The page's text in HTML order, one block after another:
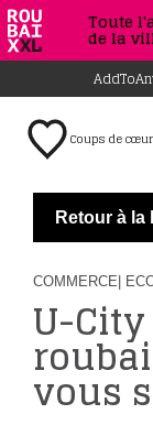
Toute
de la
Coups de cœur
Retour à
COMMERCE |
U-
vous